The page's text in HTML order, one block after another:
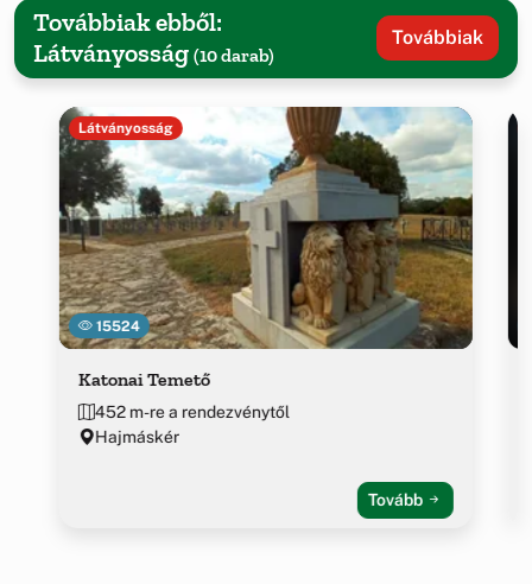
Továbbiak ebből:
Látványosság (10 darab)
Továbbiak
15524
Látványosság
Katonai Temető
452 m-re a rendezvénytől
Hajmáskér
Tovább